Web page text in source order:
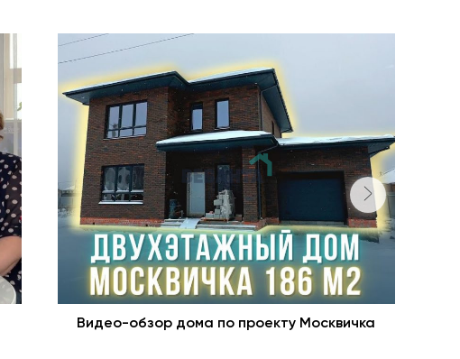
Видео-обзор дома по проекту Москвичка